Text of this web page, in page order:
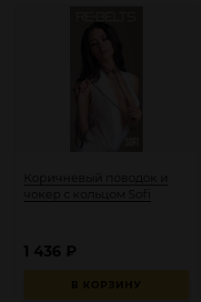
Коричневый поводок и
чокер с кольцом Sofi
В КОРЗИНУ
1 436 ₽